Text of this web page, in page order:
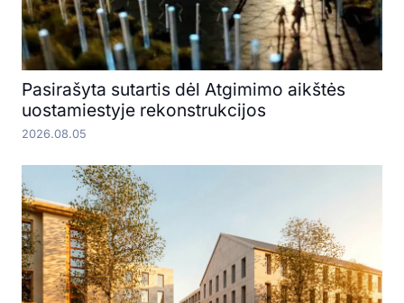
Pasirašyta sutartis dėl Atgimimo aikštės
uostamiestyje rekonstrukcijos
2026.08.05